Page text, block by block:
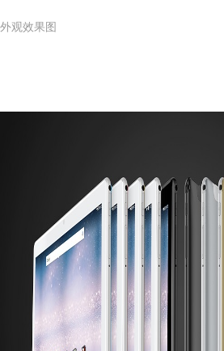
外观效果图